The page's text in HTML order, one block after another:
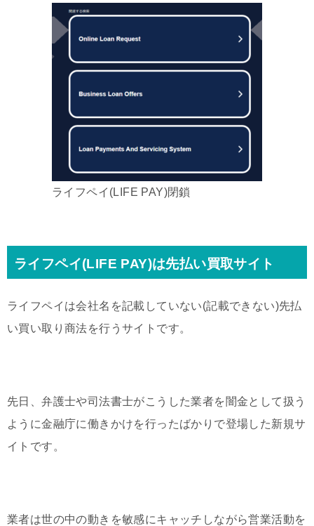
ライフペイ(LIFE PAY)閉鎖
ライフペイ(LIFE PAY)は先払い買取サイト
ライフペイは会社名を記載していない(記載できない)先払
い買い取り商法を行うサイトです。
先日、弁護士や司法書士がこうした業者を闇金として扱う
ように金融庁に働きかけを行ったばかりで登場した新規サ
イトです。
業者は世の中の動きを敏感にキャッチしながら営業活動を